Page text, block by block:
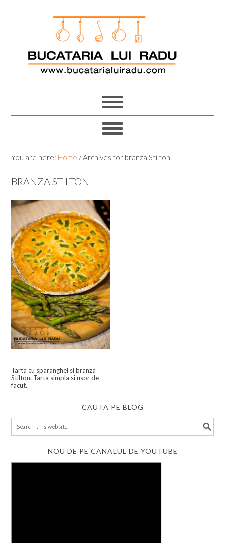
You are here: Home /Archives for branza Stilton
BRANZA STILTON
Tarta cu sparanghel si branza
Stilton. Tarta simpla si usor de
facut.
CAUTA PE BLOG
NOU DE PE CANALUL DE YOUTUBE